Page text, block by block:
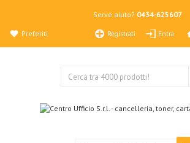
Serve aiuto? 0434-625607
Registrati Entra
Preferiti